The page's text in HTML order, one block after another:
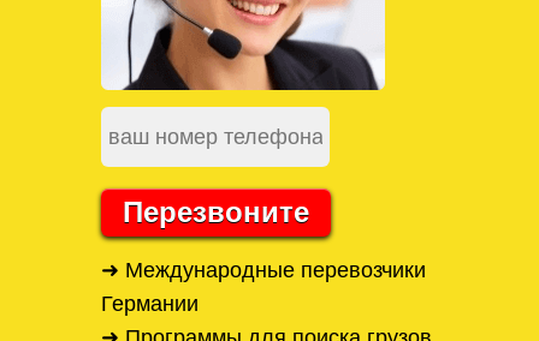
Перезвоните
➜ Международные перевозчики
Германии